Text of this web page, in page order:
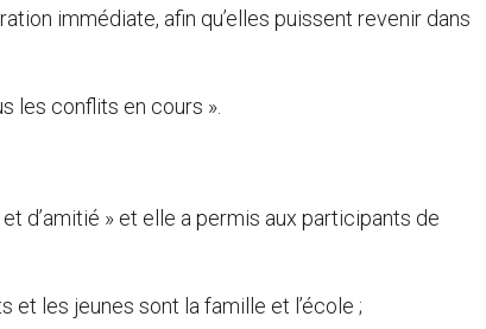
immédiate, afin qu’elles puissent revenir dans
les conflits en cours ».
d’amitié » et elle a permis aux participants de
et les jeunes sont la famille et l’école ;